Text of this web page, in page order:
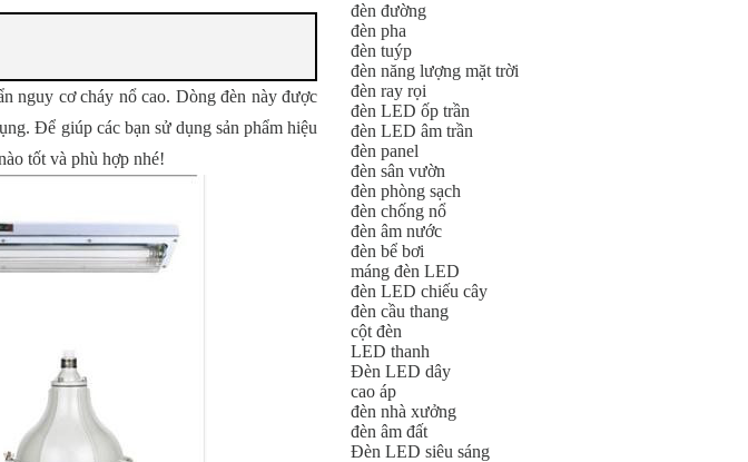
nguy cơ cháy nổ cao. Dòng đèn này được
Để giúp các bạn sử dụng sản phẩm hiệu
tốt và phù hợp nhé!
đèn đường
đèn pha
đèn tuýp
đèn năng lượng mặt trời
đèn ray rọi
đèn LED ốp trần
đèn LED âm trần
đèn panel
đèn sân vườn
đèn phòng sạch
đèn chống nổ
đèn âm nước
đèn bể bơi
máng đèn LED
đèn LED chiếu cây
đèn cầu thang
cột đèn
LED thanh
Đèn LED dây
cao áp
đèn nhà xưởng
đèn âm đất
Đèn LED siêu sáng